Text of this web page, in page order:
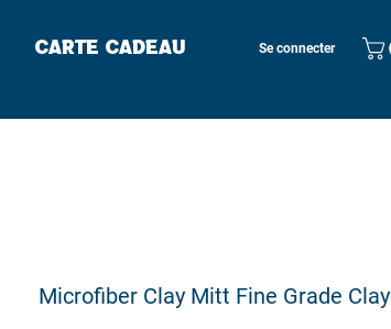
Carte cadeau Se connecter
Microfiber Clay Mitt Fine Grade Clay